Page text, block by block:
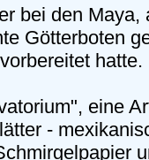
bei den Maya,
Götterboten
hatte.
eine
-